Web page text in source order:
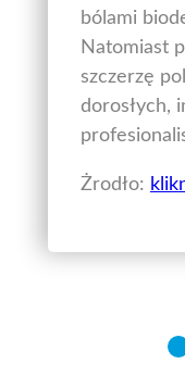
bólami
Natomiast
szczerzę
dorosłych,
Żrodło: